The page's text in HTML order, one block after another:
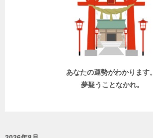
あなたの運勢がわかります。
夢疑うことなかれ。